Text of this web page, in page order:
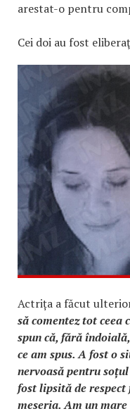
arestat-o pentru
Cei doi au fost
Actrița a făcut
să comentez tot
spun că, fără
ce am spus. A fost o
nervoasă pentru
fost lipsită de
meseria. Am un